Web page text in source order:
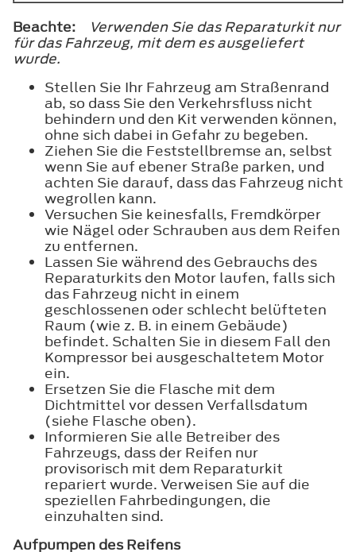
Beachte:
Verwenden Sie das Reparaturkit nur
für das Fahrzeug, mit dem es ausgeliefert
wurde.
Stellen Sie Ihr Fahrzeug am Straßenrand
ab, so dass Sie den Verkehrsfluss nicht
behindern und den Kit verwenden können,
ohne sich dabei in Gefahr zu begeben.
Ziehen Sie die Feststellbremse an, selbst
wenn Sie auf ebener Straße parken, und
achten Sie darauf, dass das Fahrzeug nicht
wegrollen kann.
Versuchen Sie keinesfalls, Fremdkörper
wie Nägel oder Schrauben aus dem Reifen
zu entfernen.
Lassen Sie während des Gebrauchs des
Reparaturkits den Motor laufen, falls sich
das Fahrzeug nicht in einem
geschlossenen oder schlecht belüfteten
Raum (wie z. B. in einem Gebäude)
befindet. Schalten Sie in diesem Fall den
Kompressor bei ausgeschaltetem Motor
ein.
Ersetzen Sie die Flasche mit dem
Dichtmittel vor dessen Verfallsdatum
(siehe Flasche oben).
Informieren Sie alle Betreiber des
Fahrzeugs, dass der Reifen nur
provisorisch mit dem Reparaturkit
repariert wurde. Verweisen Sie auf die
speziellen Fahrbedingungen, die
einzuhalten sind.
Aufpumpen des Reifens